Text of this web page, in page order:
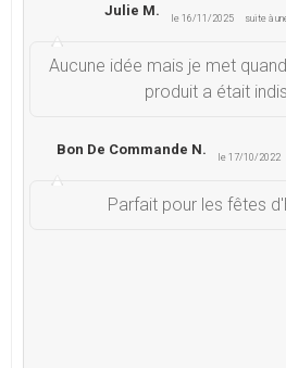
Julie M. le 16/11/2025 suite à
Aucune idée mais je met
produit a était
Bon De Commande N. le 17/10/2022
Parfait pour les fêtes